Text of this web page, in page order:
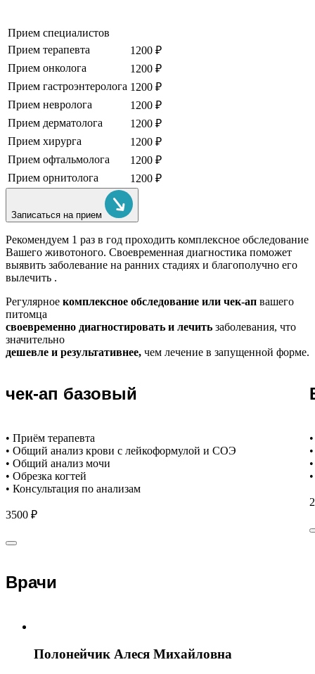
Прием специалистов
Прием терапевта
1200 ₽
Прием онколога
1200 ₽
Прием гастроэнтеролога 1200 ₽
Прием невролога
1200 ₽
Прием дерматолога
1200 ₽
Прием хирурга
1200 ₽
Прием офтальмолога
1200 ₽
Прием орнитолога
1200 ₽
Записаться на прием
Рекомендуем 1 раз в год проходить комплексное обследование
Вашего животоного. Своевременная диагностика поможет
выявить заболевание на ранних стадиях и благополучно его
вылечить .
Регулярное комплексное обследование или чек-ап вашего
питомца
своевременно диагностировать и лечить заболевания, что
значительно
дешевле и результативнее, чем лечение в запущенной форме.
чек-ап базовый
• Приём терапевта
• Общий анализ крови с лейкоформулой и СОЭ
• Общий анализ мочи
• Обрезка когтей
• Консультация по анализам
3500 ₽
Врачи
Полонейчик Алеся Михайловна